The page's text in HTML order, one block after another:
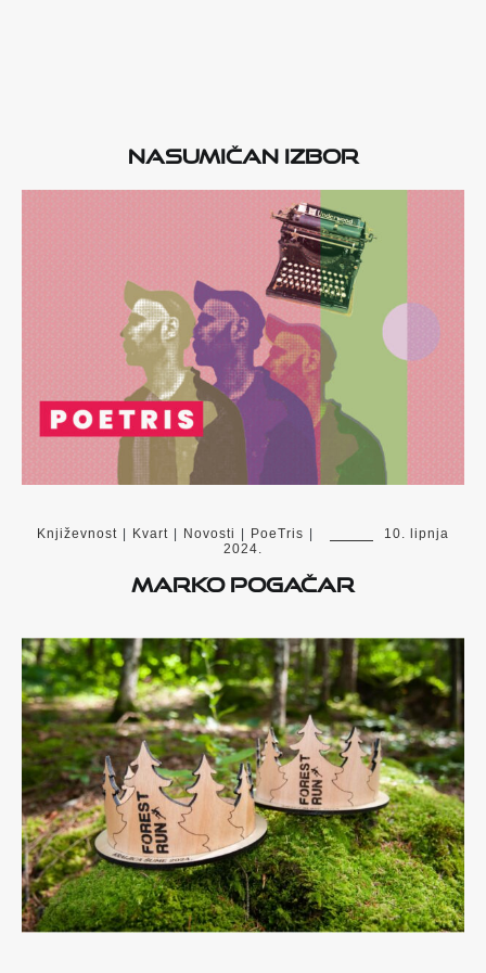
Nasumičan izbor
Književnost Kvart Novosti PoeTris
10. lipnja
2024.
Marko Pogačar